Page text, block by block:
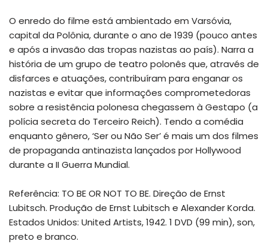
O enredo do filme está ambientado em Varsóvia,
capital da Polônia, durante o ano de 1939 (pouco antes
e após a invasão das tropas nazistas ao país). Narra a
história de um grupo de teatro polonês que, através de
disfarces e atuações, contribuíram para enganar os
nazistas e evitar que informações comprometedoras
sobre a resistência polonesa chegassem à Gestapo (a
polícia secreta do Terceiro Reich). Tendo a comédia
enquanto gênero, ‘Ser ou Não Ser’ é mais um dos filmes
de propaganda antinazista lançados por Hollywood
durante a II Guerra Mundial.
Referência: TO BE OR NOT TO BE. Direção de Ernst
Lubitsch. Produção de Ernst Lubitsch e Alexander Korda.
Estados Unidos: United Artists, 1942. 1 DVD (99 min), son,
preto e branco.